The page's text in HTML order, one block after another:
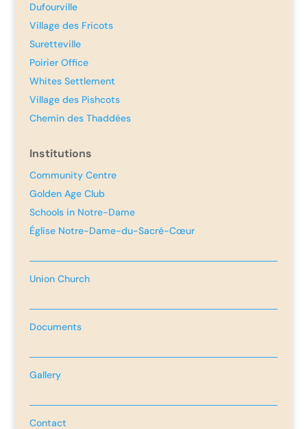
Dufourville
Village des Fricots
Suretteville
Poirier Office
Whites Settlement
Village des Pishcots
Chemin des Thaddées
Institutions
Community Centre
Golden Age Club
Schools in Notre-Dame
Église Notre-Dame-du-Sacré-Cœur
Union Church
Documents
Gallery
Contact